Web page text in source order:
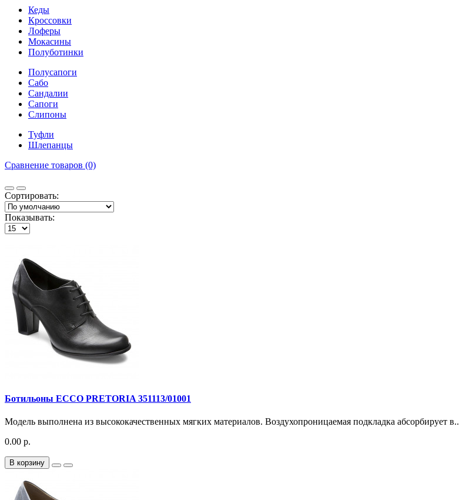
Кеды
Кроссовки
Лоферы
Мокасины
Полуботинки
Полусапоги
Сабо
Сандалии
Сапоги
Слипоны
Туфли
Шлепанцы
Сравнение товаров (0)
Сортировать:
Показывать:
Ботильоны ECCO PRETORIA 351113/01001
Модель выполнена из высококачественных мягких материалов. Воздухопроницаемая подкладка абсорбирует в..
0.00 р.
В корзину